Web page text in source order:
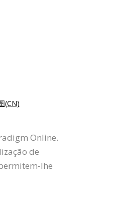
(CN)
Online.
de
lhe